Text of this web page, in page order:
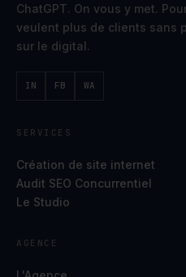
ChatGPT. On vous y met.
veulent plus de clients sans
sur le digital.
IN FB WA
SERVICES
Création de site internet
Audit SEO Concurrentiel
Le Studio
AGENCE